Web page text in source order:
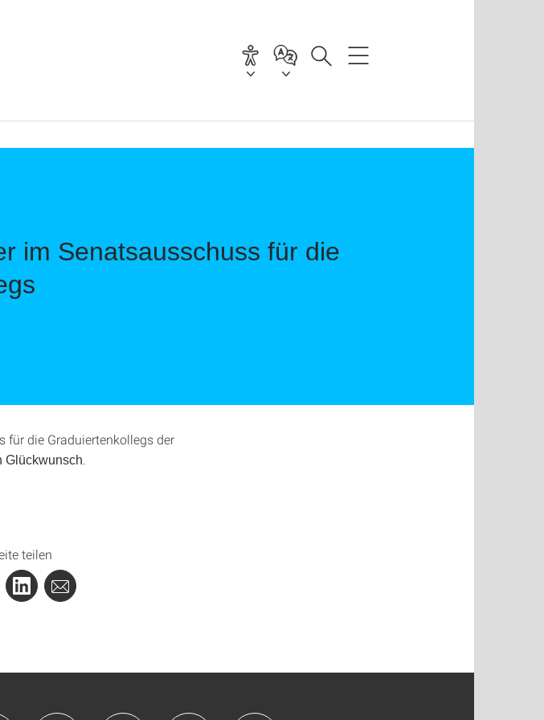
im Senatsausschuss für die
für die Graduiertenkollegs der
Glückwunsch
teilen